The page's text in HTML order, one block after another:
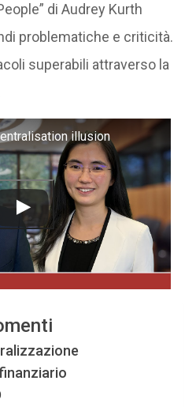
di Audrey Kurth
problematiche e criticità.
superabili attraverso la
illusion